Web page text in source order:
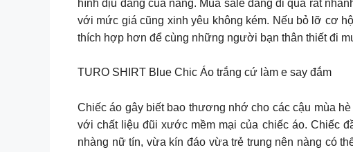
hình dịu dàng của nàng. Mùa sale đang đi qua rất
với mức giá cũng xinh yêu không kém. Nếu bỏ lỡ cơ
thích hợp hơn để cùng những người bạn thân thiết đi
TURO SHIRT Blue Chic Áo trắng cứ làm e say đắm
Chiếc áo gây biết bao thương nhớ cho các cậu mùa
với chất liệu đũi xước mềm mại của chiếc áo. Chiếc
nhàng nữ tín, vừa kín đáo vừa trẻ trung nên nàng có